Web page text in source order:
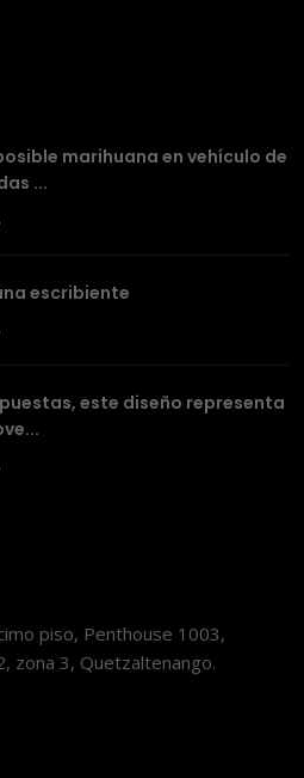
marihuana en vehículo de
...
escribiente
este diseño representa
piso, Penthouse 1003,
zona 3, Quetzaltenango.